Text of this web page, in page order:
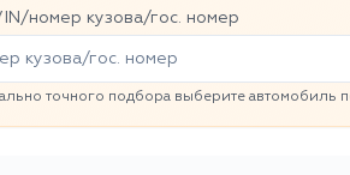
номер кузова/гос. номер
точного подбора выберите автомобиль